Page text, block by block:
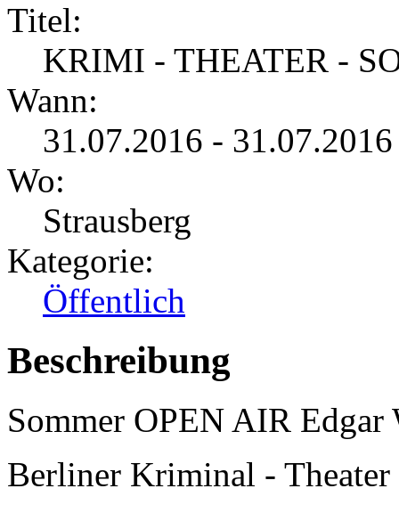
Titel:
KRIMI - THEATER -
Wann:
31.07.2016 -
Wo:
Strausberg
Kategorie:
Öffentlich
Beschreibung
Sommer OPEN AIR
Berliner Kriminal - Theater